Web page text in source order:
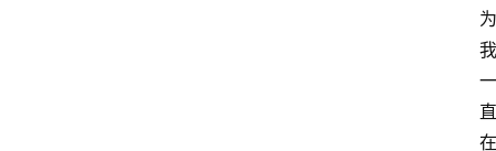
为
我
一
直
在